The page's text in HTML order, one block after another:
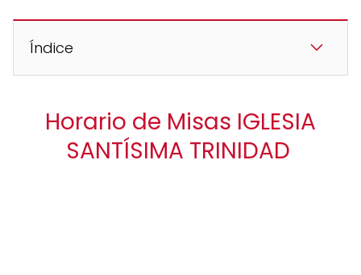
Índice
Horario de Misas IGLESIA
SANTÍSIMA TRINIDAD